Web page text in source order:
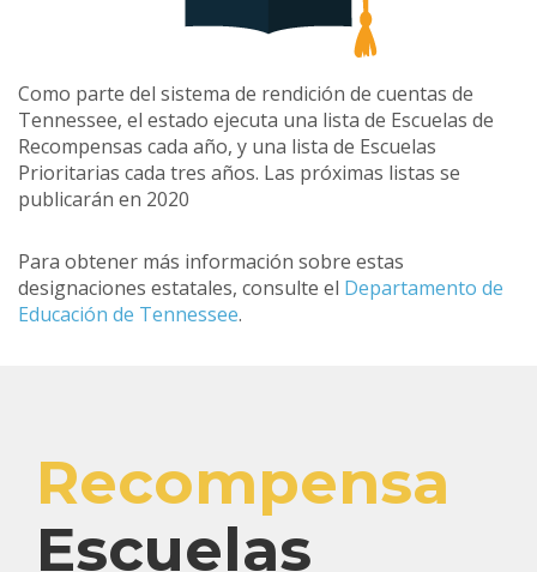
Como parte del sistema de rendición de cuentas de
Tennessee, el estado ejecuta una lista de Escuelas de
Recompensas cada año, y una lista de Escuelas
Prioritarias cada tres años. Las próximas listas se
publicarán en 2020
Para obtener más información sobre estas
designaciones estatales, consulte el Departamento de
Educación de Tennessee.
Recompensa
Escuelas